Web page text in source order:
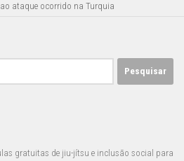
ataque ocorrido na Turquia
gratuitas de jiu-jítsu e inclusão social para